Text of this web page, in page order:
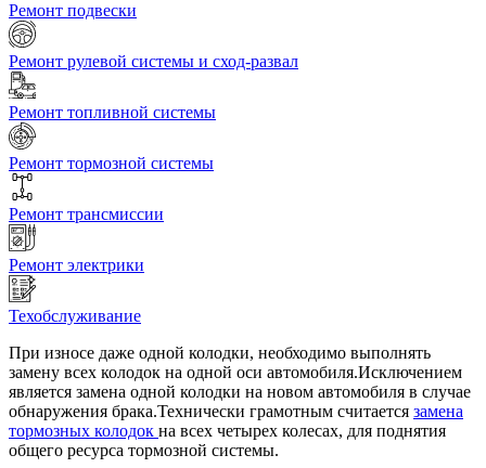
Ремонт подвески
Ремонт рулевой системы и сход-развал
Ремонт топливной системы
Ремонт тормозной системы
Ремонт трансмиссии
Ремонт электрики
Техобслуживание
При износе даже одной колодки, необходимо выполнять
замену всех колодок на одной оси автомобиля.Исключением
является замена одной колодки на новом автомобиля в случае
обнаружения брака.Технически грамотным считается замена
тормозных колодок на всех четырех колесах, для поднятия
общего ресурса тормозной системы.